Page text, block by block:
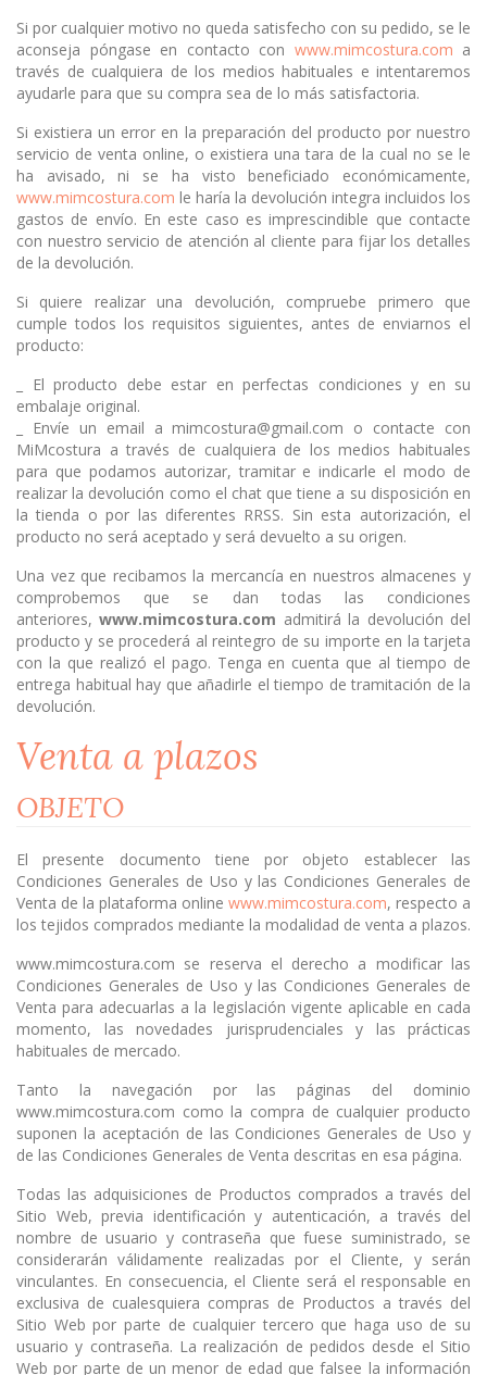
Si por cualquier motivo no queda satisfecho con su pedido, se le
aconseja póngase en contacto con www.mimcostura.com a
través de cualquiera de los medios habituales e intentaremos
ayudarle para que su compra sea de lo más satisfactoria.
Si existiera un error en la preparación del producto por nuestro
servicio de venta online, o existiera una tara de la cual no se le
ha avisado, ni se ha visto beneficiado económicamente,
www.mimcostura.com le haría la devolución integra incluidos los
gastos de envío. En este caso es imprescindible que contacte
con nuestro servicio de atención al cliente para fijar los detalles
de la devolución.
Si quiere realizar una devolución, compruebe primero que
cumple todos los requisitos siguientes, antes de enviarnos el
producto:
_ El producto debe estar en perfectas condiciones y en su
embalaje original.
_ Envíe un email a mimcostura@gmail.com o contacte con
MiMcostura a través de cualquiera de los medios habituales
para que podamos autorizar, tramitar e indicarle el modo de
realizar la devolución como el chat que tiene a su disposición en
la tienda o por las diferentes RRSS. Sin esta autorización, el
producto no será aceptado y será devuelto a su origen.
Una vez que recibamos la mercancía en nuestros almacenes y
comprobemos que se dan todas las condiciones
anteriores,www.mimcostura.com admitirá la devolución del
producto y se procederá al reintegro de su importe en la tarjeta
con la que realizó el pago. Tenga en cuenta que al tiempo de
entrega habitual hay que añadirle el tiempo de tramitación de la
devolución.
Venta a plazos
OBJETO
El presente documento tiene por objeto establecer las
Condiciones Generales de Uso y las Condiciones Generales de
Venta de la plataforma online www.mimcostura.com, respecto a
los tejidos comprados mediante la modalidad de venta a plazos.
www.mimcostura.com se reserva el derecho a modificar las
Condiciones Generales de Uso y las Condiciones Generales de
Venta para adecuarlas a la legislación vigente aplicable en cada
momento, las novedades jurisprudenciales y las prácticas
habituales de mercado.
Tanto la navegación por las páginas del dominio
www.mimcostura.com como la compra de cualquier producto
suponen la aceptación de las Condiciones Generales de Uso y
de las Condiciones Generales de Venta descritas en esa página.
Todas las adquisiciones de Productos comprados a través del
Sitio Web, previa identificación y autenticación, a través del
nombre de usuario y contraseña que fuese suministrado, se
considerarán válidamente realizadas por el Cliente, y serán
vinculantes. En consecuencia, el Cliente será el responsable en
exclusiva de cualesquiera compras de Productos a través del
Sitio Web por parte de cualquier tercero que haga uso de su
usuario y contraseña. La realización de pedidos desde el Sitio
Web por parte de un menor de edad que falsee la información